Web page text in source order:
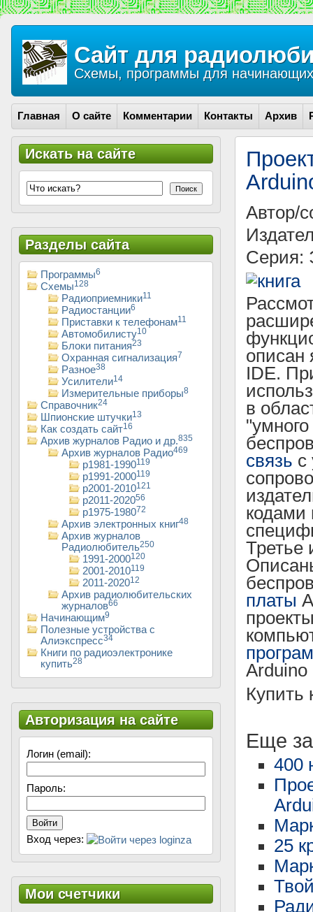
Сайт для
Схемы, программы для
Главная О сайте Комментарии Контакты Архив
Автор/
Серия:
описан
IDE.
в
связь с
кодами
Третье
платы
Arduino
Купить
Еще
400
25
Искать на сайте
Поиск
Разделы сайта
Программы6
Схемы128
Радиоприемники11
Радиостанции6
Приставки к телефонам11
Автомобилисту10
Блоки питания23
Охранная сигнализация7
Разное38
Усилители14
Измерительные приборы8
Справочник24
Шпионские штучки13
Как создать сайт16
Архив журналов Радио и др.835
Архив журналов Радио469
р1981-1990119
р1991-2000119
р2001-2010121
р2011-202056
р1975-198072
Архив электронных книг48
Архив журналов
Радиолюбитель250
1991-2000120
2001-2010119
2011-202012
Архив радиолюбительских
журналов66
Начинающим9
Полезные устройства с
Алиэкспресс34
Книги по радиоэлектронике
купить28
Авторизация на сайте
Логин (email):
Пароль:
Войти
Вход через:
Мои счетчики